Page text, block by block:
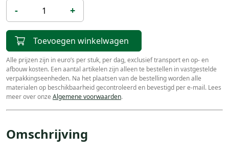
- +
Toevoegen winkelwagen
Alle prijzen zijn in euro’s per stuk, per dag, exclusief transport en op- en
afbouw kosten. Een aantal artikelen zijn alleen te bestellen in vastgestelde
verpakkingseenheden. Na het plaatsen van de bestelling worden alle
materialen op beschikbaarheid gecontroleerd en bevestigd per e-mail. Lees
meer over onze Algemene voorwaarden.
Omschrijving